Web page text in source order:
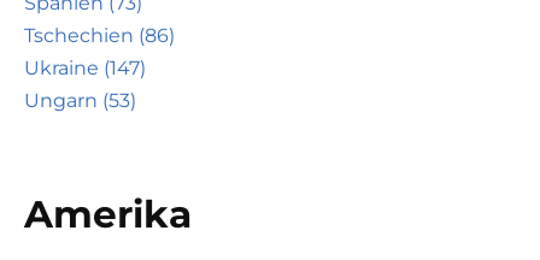
Tschechien (86)
Ukraine (147)
Ungarn (53)
Amerika